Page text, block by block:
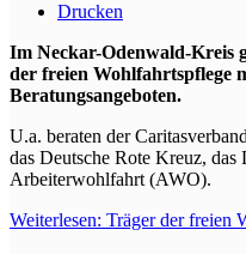
Drucken
Im Neckar-Odenwald-Kreis
der freien Wohlfahrtspflege
Beratungsangeboten.
U.a. beraten der
das Deutsche Rote Kreuz,
Arbeiterwohlfahrt (AWO).
Weiterlesen: Träger der freien